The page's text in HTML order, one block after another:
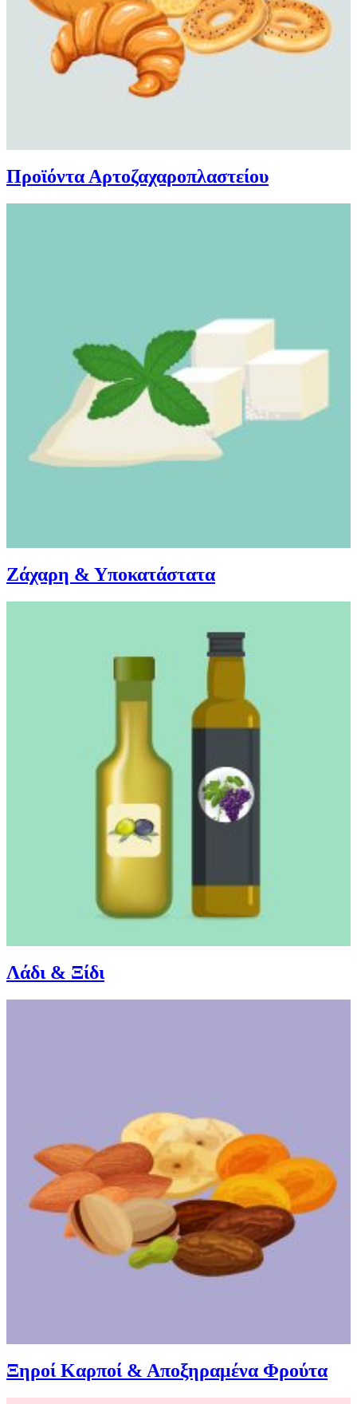
Προϊόντα Αρτοζαχαροπλαστείου
Ζάχαρη & Υποκατάστατα
Λάδι & Ξίδι
Ξηροί Καρποί & Αποξηραμένα Φρούτα